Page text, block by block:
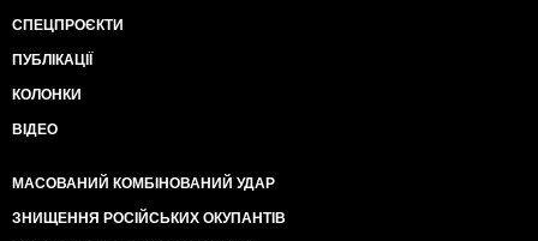
СПЕЦПРОЄКТИ
ПУБЛІКАЦІЇ
КОЛОНКИ
ВІДЕО
МАСОВАНИЙ КОМБІНОВАНИЙ УДАР
ЗНИЩЕННЯ РОСІЙСЬКИХ ОКУПАНТІВ